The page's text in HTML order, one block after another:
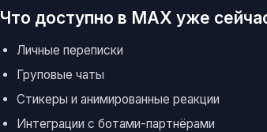
Что доступно в MAX уже
Личные переписки
Груповые чаты
Стикеры и анимированные реакции
Интеграции с ботами-партнёрами